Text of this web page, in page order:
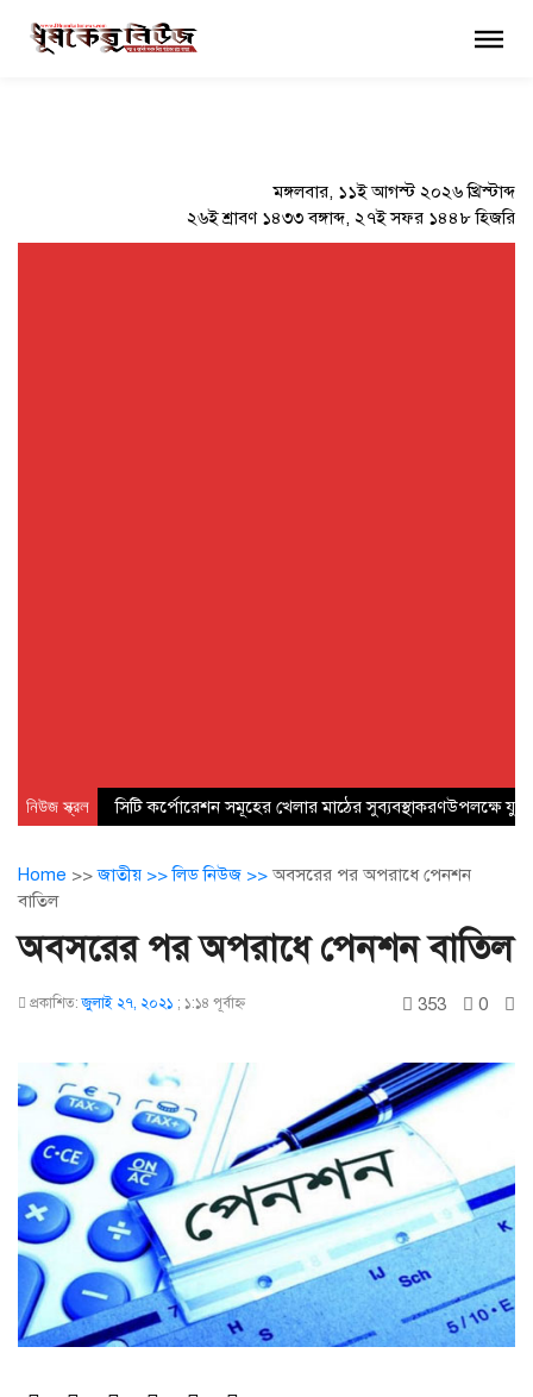
মঙ্গলবার, ১১ই আগস্ট ২০২৬ খ্রিস্টাব্দ
২৬ই শ্রাবণ ১৪৩৩ বঙ্গাব্দ, ২৭ই সফর ১৪৪৮ হিজরি
×
নিউজ স্ক্রল সিটি কর্পোরেশন সমূহের খেলার মাঠের সুব্যবস্থাকরণউপলক্ষে
Home >>জাতীয় >>লিড নিউজ >> অবসরের পর অপরাধে পেনশন
বাতিল
অবসরের পর অপরাধে পেনশন বাতিল
প্রকাশিত:জুলাই ২৭, ২০২১ ; ১:১৪ পূর্বাহ্ণ 353 0